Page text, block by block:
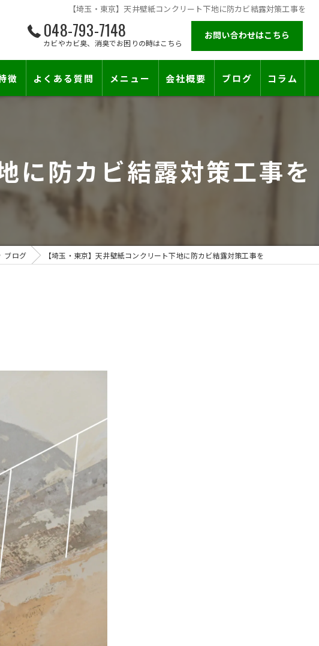
【埼玉・東京】天井壁紙コンクリート下地に防カビ結露対策工事を
048-793-7148
カビやカビ臭、消臭でお困りの時はこちら
お問い合わせはこちら
レームに終止符を。賃貸オーナー様が最後に頼る専門工事
のカビ
徴
ビ
消臭
よくある質問 メニュー 会社概要 ブログ コラム
に防カビ結露対策工事を
ブログ 【埼玉・東京】天井壁紙コンクリート下地に防カビ結露対策工事を